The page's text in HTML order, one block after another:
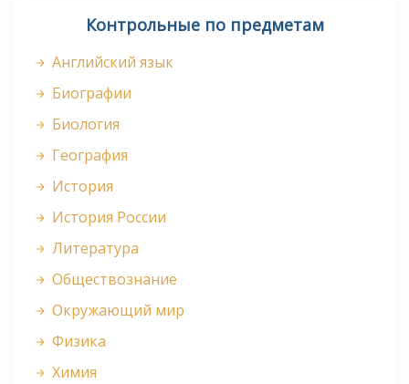
Контрольные по предметам
Английский язык
Биографии
Биология
География
История
История России
Литература
Обществознание
Окружающий мир
Физика
Химия